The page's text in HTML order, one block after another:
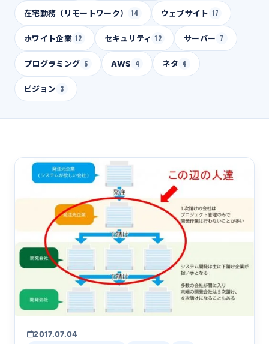
在宅勤務（リモートワーク） 14 ウェブサイト 17
ホワイト企業 12 セキュリティ 12 サーバー 7
プログラミング 6 AWS 4 ネタ 4
ビジョン 3
2017.07.04